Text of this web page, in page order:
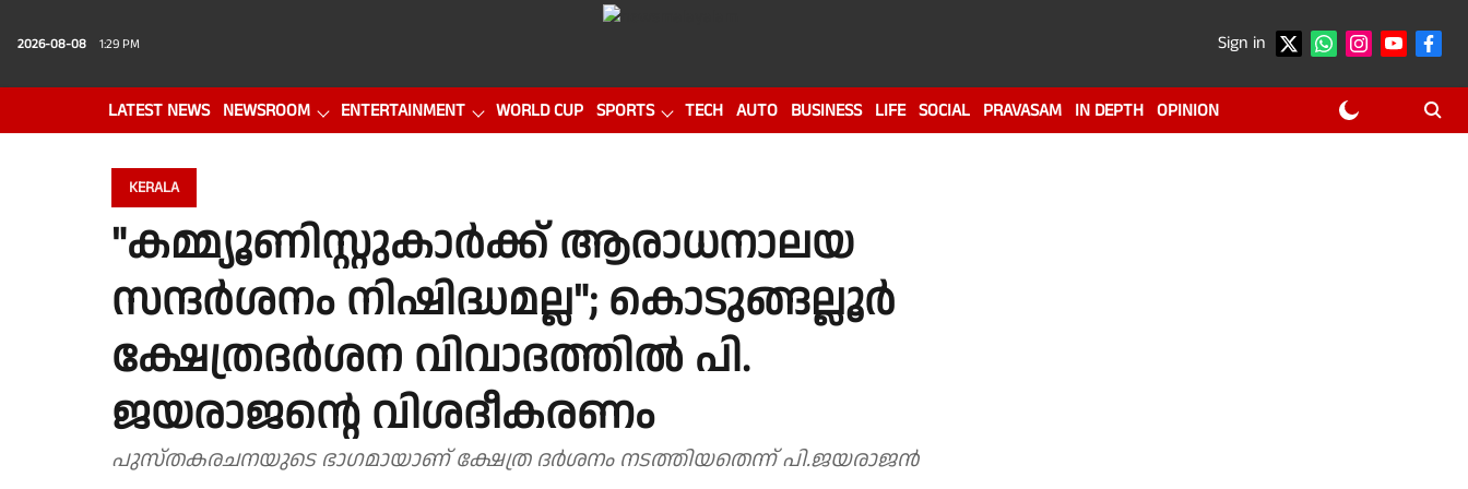
2026-08-08 1:29 PM Sign in
LATEST NEWS NEWSROOM ENTERTAINMENT WORLD CUP SPORTS TECH AUTO BUSINESS LIFE SOCIAL PRAVASAM IN DEPTH OPINION
KERALA
"കമ്മ്യൂണിസ്റ്റുകാർക്ക് ആരാധനാലയ
സന്ദർശനം നിഷിദ്ധമല്ല"; കൊടുങ്ങല്ലൂർ
ക്ഷേത്രദർശന വിവാദത്തിൽ പി.
ജയരാജൻ്റെ വിശദീകരണം
പുസ്തകരചനയുടെ ഭാഗമായാണ് ക്ഷേത്ര ദർശനം നടത്തിയതെന്ന് പി.ജയരാജൻ